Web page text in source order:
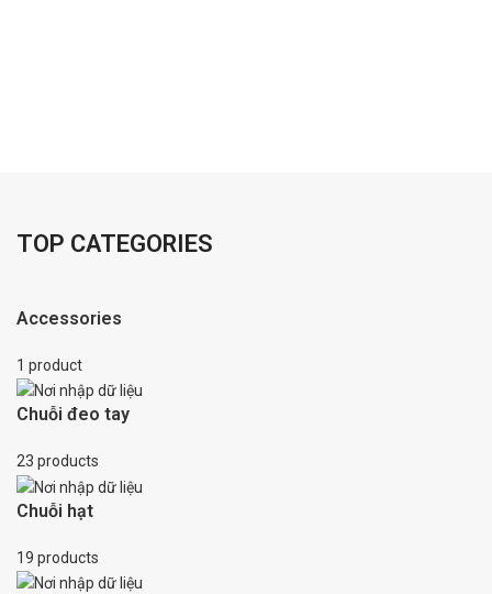
TOP CATEGORIES
Accessories
1 product
Chuỗi đeo tay
23 products
Chuỗi hạt
19 products